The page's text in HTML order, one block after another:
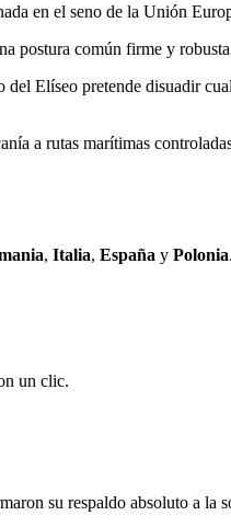
en el seno de la Unión
común firme y
Elíseo pretende disuadir
a rutas marítimas
, Italia, España y Polonia.
un clic.
su respaldo absoluto a la